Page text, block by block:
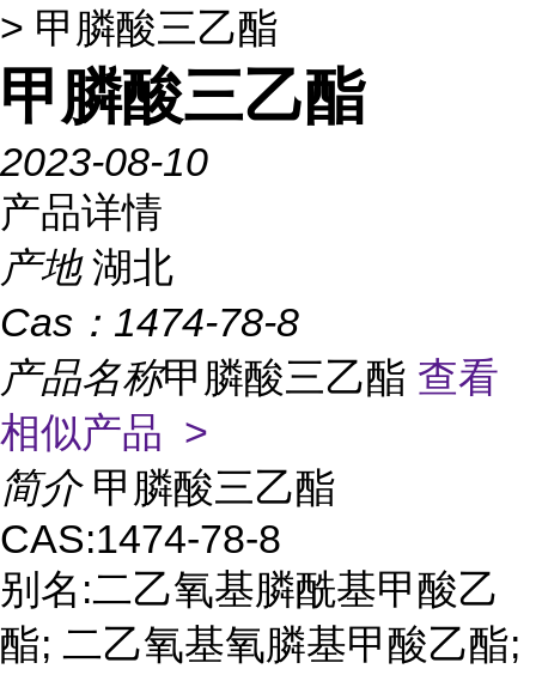
> 甲膦酸三乙酯
甲膦酸三乙酯
2023-08-10
产品详情
产地 湖北
Cas： 1474-78-8
产品名称甲膦酸三乙酯 查看
相似产品 >
简介 甲膦酸三乙酯
CAS:1474-78-8
别名:二乙氧基膦酰基甲酸乙
酯; 二乙氧基氧膦基甲酸乙酯;